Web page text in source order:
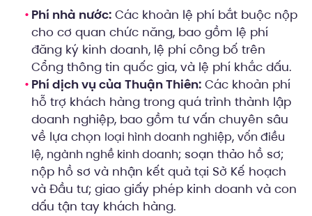
Phí nhà nước: Các khoản lệ phí bắt buộc nộp
cho cơ quan chức năng, bao gồm lệ phí
đăng ký kinh doanh, lệ phí công bố trên
Cổng thông tin quốc gia, và lệ phí khắc dấu.
Phí dịch vụ của Thuận Thiên: Các khoản phí
hỗ trợ khách hàng trong quá trình thành lập
doanh nghiệp, bao gồm tư vấn chuyên sâu
về lựa chọn loại hình doanh nghiệp, vốn điều
lệ, ngành nghề kinh doanh; soạn thảo hồ sơ;
nộp hồ sơ và nhận kết quả tại Sở Kế hoạch
và Đầu tư; giao giấy phép kinh doanh và con
dấu tận tay khách hàng.